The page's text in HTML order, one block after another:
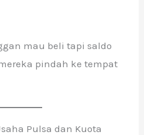
mau beli tapi saldo
pindah ke tempat
Pulsa dan Kuota